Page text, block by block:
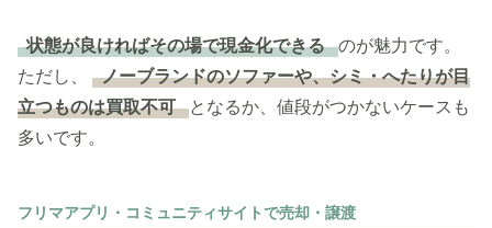
状態が良ければその場で現金化できる のが魅力です。
ただし、
ノーブランドのソファーや、シミ・へたりが目
立つものは買取不可 となるか、値段がつかないケースも
多いです。
フリマアプリ・コミュニティサイトで売却・譲渡